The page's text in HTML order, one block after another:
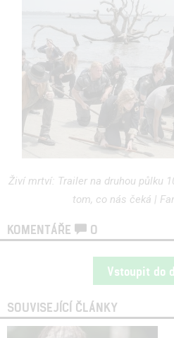
Živí mrtví: Trailer na druhou půlku
tom, co nás čeká |
KOMENTÁŘE 0
Vstoupit do
SOUVISEJÍCÍ ČLÁNKY